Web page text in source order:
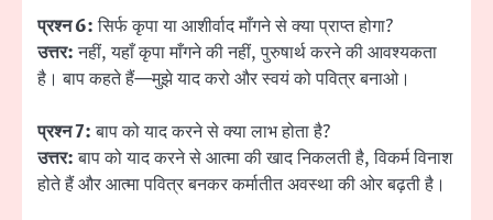
प्रश्न 6:सिर्फ कृपा या आशीर्वाद माँगने से क्या प्राप्त होगा?
उत्तर:नहीं, यहाँ कृपा माँगने की नहीं, पुरुषार्थ करने की आवश्यकता
है। बाप कहते हैं—मुझे याद करो और स्वयं को पवित्र बनाओ।
प्रश्न 7:बाप को याद करने से क्या लाभ होता है?
उत्तर:बाप को याद करने से आत्मा की खाद निकलती है, विकर्म विनाश
होते हैं और आत्मा पवित्र बनकर कर्मातीत अवस्था की ओर बढ़ती है।